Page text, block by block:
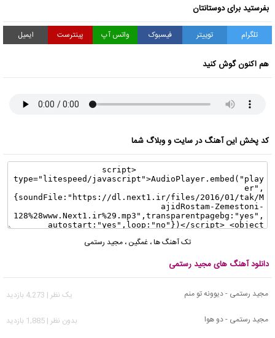
بفرستید برای دوستانتان
تلگرام توییتر فیسبوک واتس آپ پینترست ایمیل
هم اکنون گوش کنید
کد پخش این آهنگ در سایت و وبلاگ شما
تک آهنگ ها، غمگین ، مجید رستمی
دانلود آهنگ های مجید رستمی
مجید رستمی - دیوونه تو منم
يک نظر | 4,273 بازدید
مجید رستمی - دو هوا
بدون نظر | 1,885 بازدید